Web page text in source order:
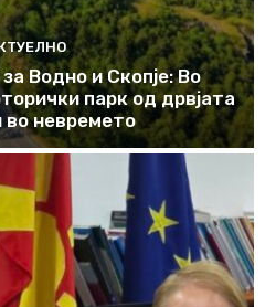
Водно и Скопје: Во
парк од дрвјата
во невремето